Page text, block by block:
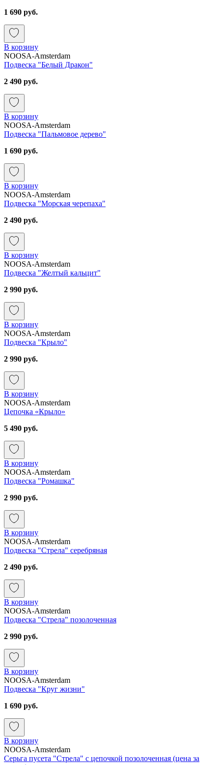
1 690 руб.
В корзину
NOOSA-Amsterdam
Подвеска "Белый Дракон"
2 490 руб.
В корзину
NOOSA-Amsterdam
Подвеска "Пальмовое дерево"
1 690 руб.
В корзину
NOOSA-Amsterdam
Подвеска "Морская черепаха"
2 490 руб.
В корзину
NOOSA-Amsterdam
Подвеска "Желтый кальцит"
2 990 руб.
В корзину
NOOSA-Amsterdam
Подвеска "Крыло"
2 990 руб.
В корзину
NOOSA-Amsterdam
Цепочка «Крыло»
5 490 руб.
В корзину
NOOSA-Amsterdam
Подвеска "Ромашка"
2 990 руб.
В корзину
NOOSA-Amsterdam
Подвеска "Стрела" серебряная
2 490 руб.
В корзину
NOOSA-Amsterdam
Подвеска "Стрела" позолоченная
2 990 руб.
В корзину
NOOSA-Amsterdam
Подвеска "Круг жизни"
1 690 руб.
В корзину
NOOSA-Amsterdam
Серьга пусета "Стрела" с цепочкой позолоченная (цена за